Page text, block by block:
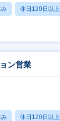
休日120日以上
ン営業
休日120日以上